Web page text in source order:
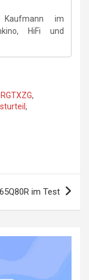
Kaufmann im
HiFi und
,
,
im Test